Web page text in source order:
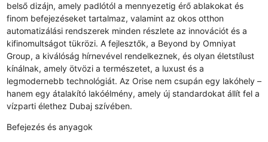
belső dizájn, amely padlótól a mennyezetig érő ablakokat és
finom befejezéseket tartalmaz, valamint az okos otthon
automatizálási rendszerek minden részlete az innovációt és a
kifinomultságot tükrözi. A fejlesztők, a Beyond by Omniyat
Group, a kiválóság hírnevével rendelkeznek, és olyan életstílust
kínálnak, amely ötvözi a természetet, a luxust és a
legmodernebb technológiát. Az Orise nem csupán egy lakóhely –
hanem egy átalakító lakóélmény, amely új standardokat állít fel a
vízparti élethez Dubaj szívében.
Befejezés és anyagok